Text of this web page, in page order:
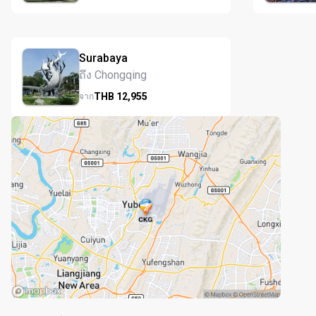
Surabaya
ถึง Chongqing
จากTHB 12,955